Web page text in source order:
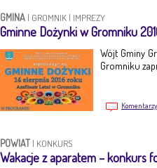
GMINA | GROMNIK | IMPREZY
Gminne Dożynki w Gromniku
Wójt Gminy
Gromniku
POWIAT | KONKURS
Wakacje z aparatem – konkurs